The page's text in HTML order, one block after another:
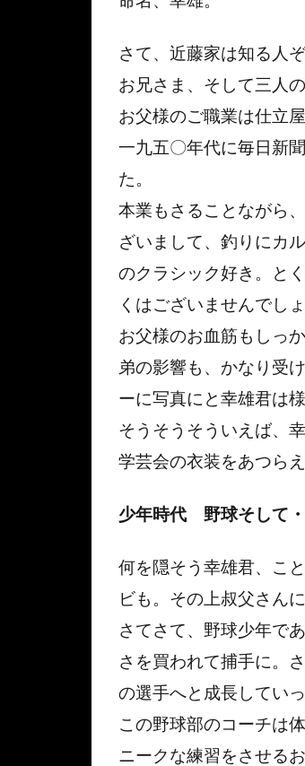
さて、近藤家は知る人
お兄さま、そして三人
お父様のご職業は仕立
一九五〇年代に毎日新
た。
本業もさることながら
ざいまして、釣りにカ
のクラシック好き。と
くはございませんでしょ
お父様のお血筋もしっ
弟の影響も、かなり受
ーに写真にと幸雄君は
そうそうそういえば、
学芸会の衣装をあつら
少年時代 野球そして・
何を隠そう幸雄君、こ
ビも。その上叔父さん
さてさて、野球少年で
さを買われて捕手に。
の選手へと成長してい
この野球部のコーチは
ニークな練習をさせる